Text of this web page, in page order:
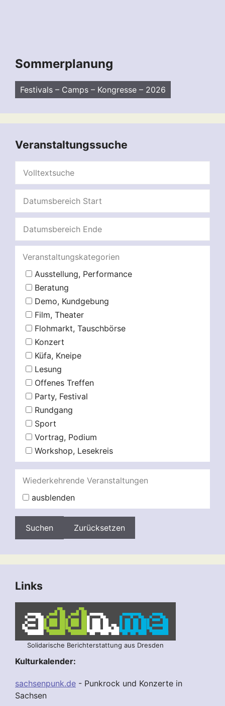
Sommerplanung
Festivals – Camps – Kongresse – 2026
Veranstaltungssuche
Veranstaltungskategorien
Ausstellung, Performance
Beratung
Demo, Kundgebung
Film, Theater
Flohmarkt, Tauschbörse
Konzert
Küfa, Kneipe
Lesung
Offenes Treffen
Party, Festival
Rundgang
Sport
Vortrag, Podium
Workshop, Lesekreis
Wiederkehrende Veranstaltungen
ausblenden
Zurücksetzen
Links
Solidarische Berichterstattung aus Dresden
Kulturkalender:
sachsenpunk.de - Punkrock und Konzerte in
Sachsen